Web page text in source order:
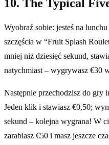
10. The Typical
Wyobraź sobie: jesteś na
szczęścia w “Fruit Splash
mniej niż dziesięć sekund,
natychmiast – wygrywasz €30
Następnie przechodzisz do gry
Jeden klik i stawiasz €0,50;
sekund – kolejna wygrana! W
zarabiasz €50 i masz jeszcze